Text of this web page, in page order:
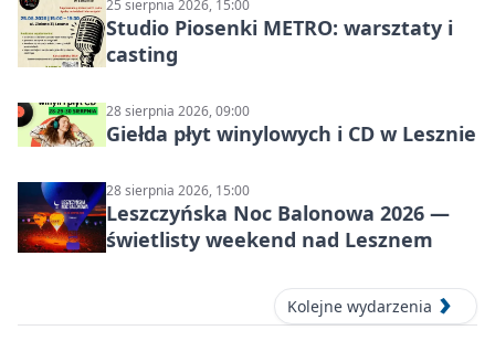
25 sierpnia 2026, 15:00
Studio Piosenki METRO: warsztaty i
casting
28 sierpnia 2026, 09:00
Giełda płyt winylowych i CD w Lesznie
28 sierpnia 2026, 15:00
Leszczyńska Noc Balonowa 2026 —
świetlisty weekend nad Lesznem
Kolejne wydarzenia